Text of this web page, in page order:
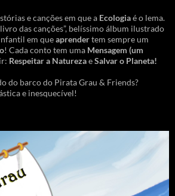
e canções em que a Ecologiaé o lema.
das canções”, belíssimo álbum ilustrado
em queaprendertem sempre um
! Cada conto tem uma Mensagem (um
Respeitar a NaturezaeSalvar o Planeta!
do barco do Pirata Grau & Friends?
e inesquecível!